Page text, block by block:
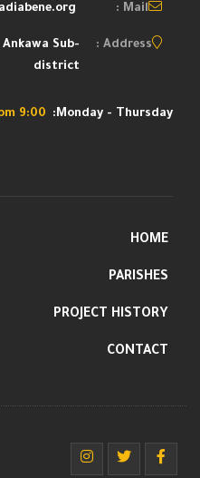
Mail :
Address :
Sub-
district
Monday - Thursday:
9:00 am - 12:00 pm
HOME
PARISHES
PROJECT HISTORY
CONTACT